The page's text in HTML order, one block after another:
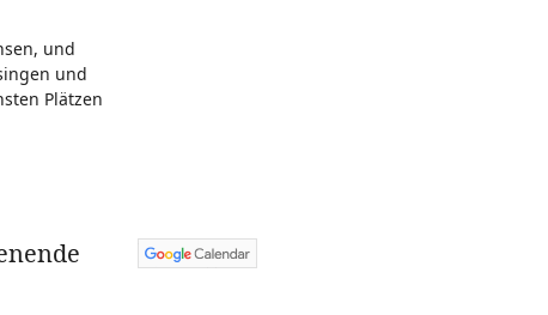
und
und
Plätzen